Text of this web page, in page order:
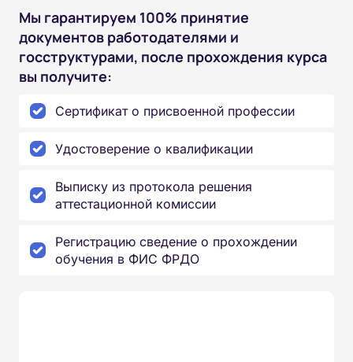
Мы гарантируем 100% принятие
документов работодателями и
госструктурами, после прохождения курса
вы получите:
Сертификат о присвоенной профессии
Удостоверение о квалификации
Выписку из протокола решения
аттестационной комиссии
Регистрацию сведение о прохождении
обучения в ФИС ФРДО